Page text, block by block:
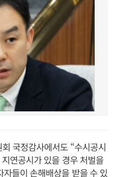
국정감사에서도 “수시공시
연공시가 있을 경우 처벌을
들이 손해배상을 받을 수 있